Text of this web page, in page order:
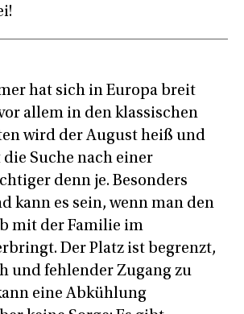
hat sich in Europa breit
allem in den klassischen
wird der August heiß und
Suche nach einer
denn je. Besonders
kann es sein, wenn man den
mit der Familie im
Der Platz ist begrenzt,
und fehlender Zugang zu
eine Abkühlung